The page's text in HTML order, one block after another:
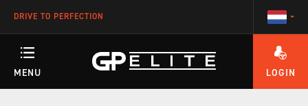
DRIVE TO PERFECTION
MENU LOGIN